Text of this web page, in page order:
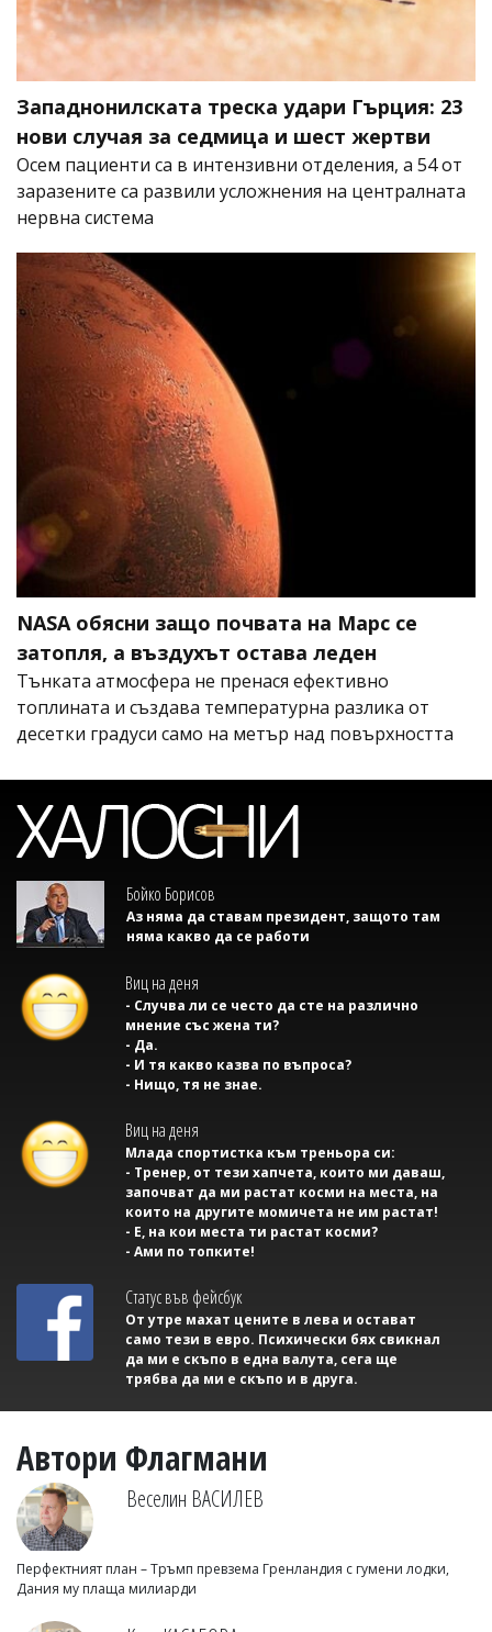
Западнонилската треска удари Гърция: 23
нови случая за седмица и шест жертви
Осем пациенти са в интензивни отделения, а 54 от
заразените са развили усложнения на централната
нервна система
NASA обясни защо почвата на Марс се
затопля, а въздухът остава леден
Тънката атмосфера не пренася ефективно
топлината и създава температурна разлика от
десетки градуси само на метър над повърхността
Бойко Борисов
Аз няма да ставам президент, защото там
няма какво да се работи
Виц на деня
- Случва ли се често да сте на различно
мнение със жена ти?
- Да.
- И тя какво казва по въпроса?
- Нищо, тя не знае.
Виц на деня
Млада спортистка към треньора си:
- Тренер, от тези хапчета, които ми даваш,
започват да ми растат косми на места, на
които на другите момичета не им растат!
- Е, на кои места ти растат косми?
- Ами по топките!
Статус във фейсбук
От утре махат цените в лева и остават
само тези в евро. Психически бях свикнал
да ми е скъпо в една валута, сега ще
трябва да ми е скъпо и в друга.
Автори Флагмани
Веселин ВАСИЛЕВ
Перфектният план – Тръмп превзема Гренландия с гумени лодки,
Дания му плаща милиарди